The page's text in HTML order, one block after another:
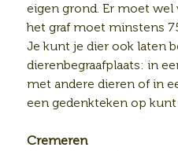
eigen grond. Er moet
het graf moet minstens
Je kunt je dier ook laten
dierenbegraafplaats: in
met andere dieren of in
een gedenkteken op
Cremeren